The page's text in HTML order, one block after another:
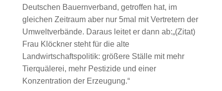
Deutschen Bauernverband, getroffen hat, im
gleichen Zeitraumaber nur 5mal mit Vertretern der
Umweltverbände. Daraus leitet er dann ab:„(Zitat)
Frau Klöckner steht für die alte
Landwirtschaftspolitik: größere Ställe mit mehr
Tierquälerei, mehr Pestizide und einer
Konzentration der Erzeugung.“